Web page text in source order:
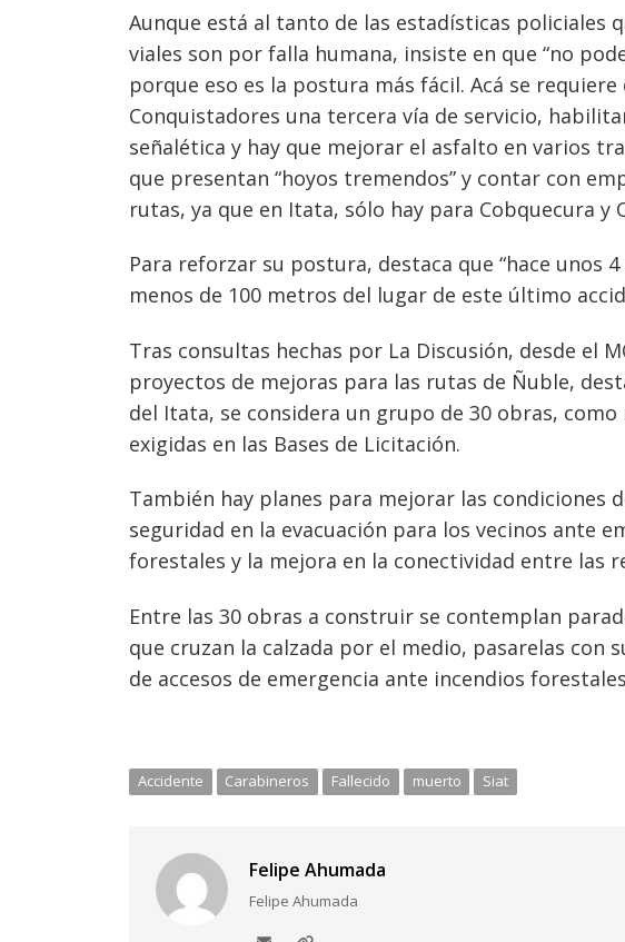
Aunque está al tanto de las estadísticas policiales
viales son por falla humana, insiste en que “no
porque eso es la postura más fácil. Acá se
Conquistadores una tercera vía de servicio,
señalética y hay que mejorar el asfalto en varios
que presentan “hoyos tremendos” y contar con
rutas, ya que en Itata, sólo hay para Cobquecura y
Para reforzar su postura, destaca que “hace unos
menos de 100 metros del lugar de este último
Tras consultas hechas por La Discusión, desde el
proyectos de mejoras para las rutas de Ñuble,
del Itata, se considera un grupo de 30 obras, como
exigidas en las Bases de Licitación.
También hay planes para mejorar las condiciones
seguridad en la evacuación para los vecinos ante
forestales y la mejora en la conectividad entre las
Entre las 30 obras a construir se contemplan
que cruzan la calzada por el medio, pasarelas con
de accesos de emergencia ante incendios
Accidente Carabineros Fallecido muerto Siat
Felipe Ahumada
Felipe Ahumada